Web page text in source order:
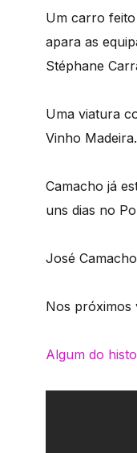
Um carro feito
apara as
Stéphane
Uma viatura
Vinho Madeira.
Camacho já
uns dias no
José
Nos próximos
Algum do